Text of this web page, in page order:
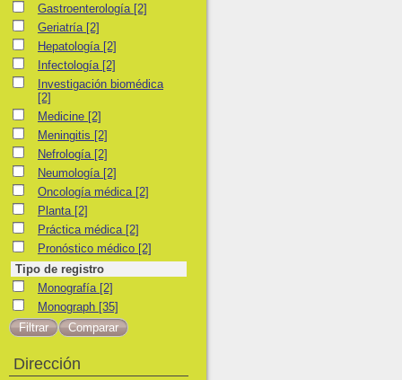
Gastroenterología
Gastroenterología [2]
GeriatríaGeriatría [2]
Hepatología
Hepatología [2]
Infectología
Infectología [2]
Investigación biomédica
Investigación biomédica
[2]
MedicineMedicine [2]
MeningitisMeningitis [2]
NefrologíaNefrología [2]
Neumología
Neumología [2]
Oncología médica
Oncología médica [2]
PlantaPlanta [2]
Práctica médica
Práctica médica [2]
Pronóstico médico
Pronóstico médico [2]
Tipo de registro
Monografía
Monografía [2]
Monograph
Monograph [35]
Dirección